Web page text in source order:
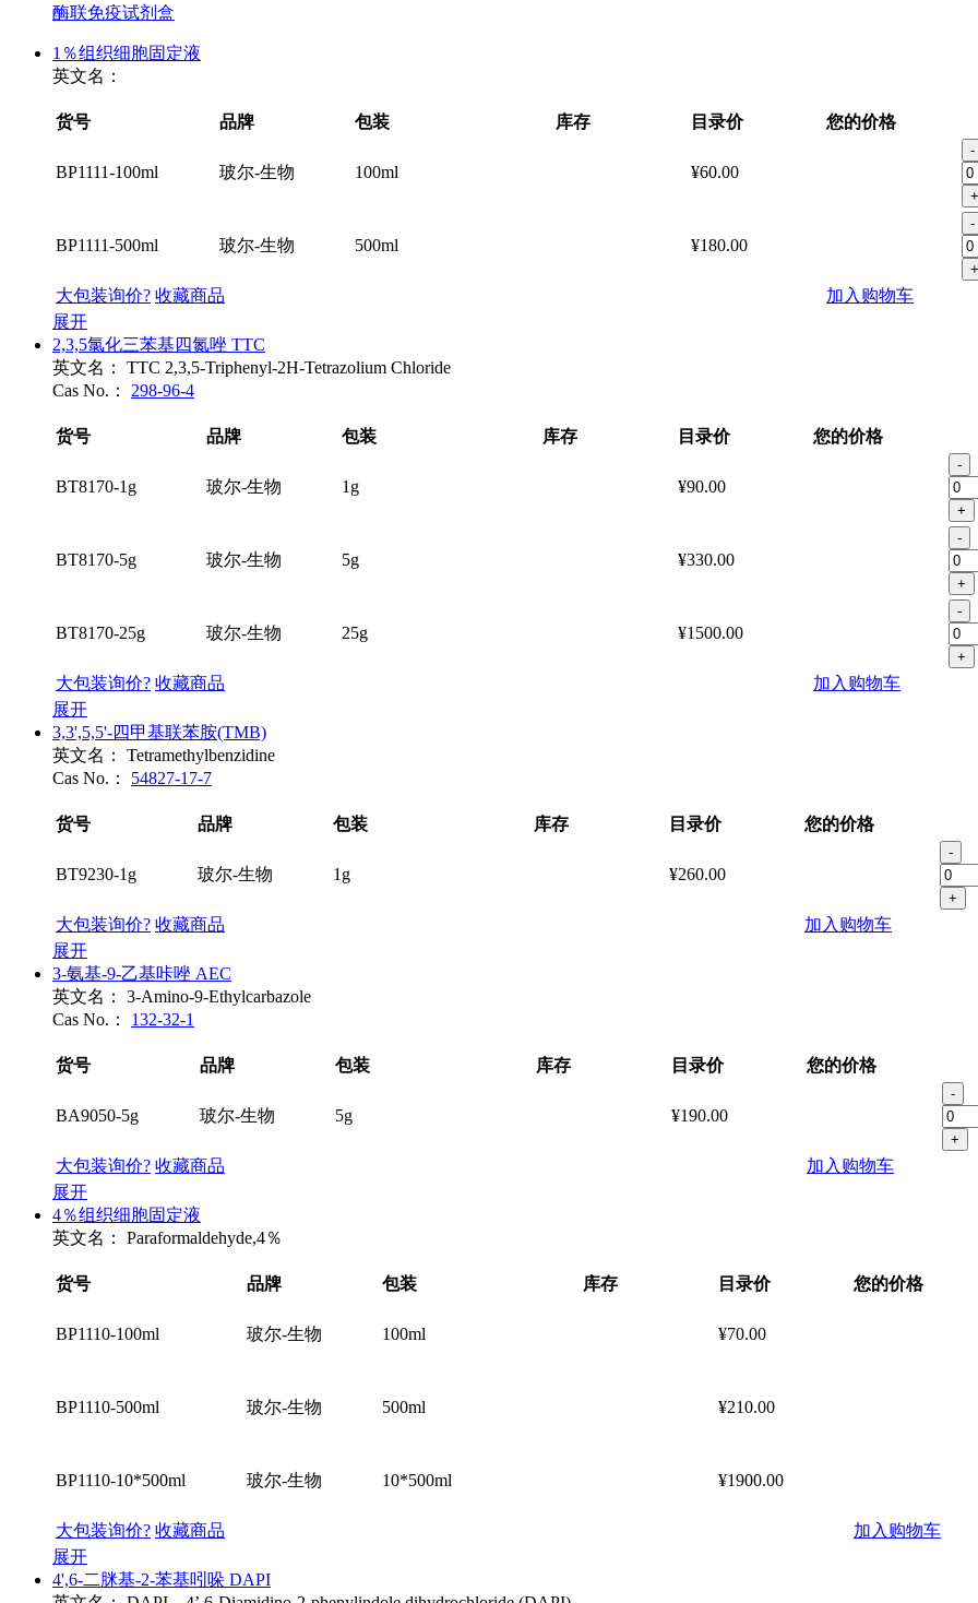
酶联免疫试剂盒
1％组织细胞固定液
英文名：
货号 品牌 包装 库存 目录价 您的价格
BP1111-100ml 玻尔-生物 100ml ¥60.00
-
+
BP1111-500ml 玻尔-生物 500ml ¥180.00
-
+
大包装询价? 收藏商品
加入购物车
展开
2,3,5氯化三苯基四氮唑 TTC
英文名：
TTC 2,3,5-Triphenyl-2H-Tetrazolium Chloride
Cas No.：
298-96-4
货号 品牌 包装 库存 目录价 您的价格
BT8170-1g 玻尔-生物 1g ¥90.00
-
+
BT8170-5g 玻尔-生物 5g ¥330.00
-
+
BT8170-25g 玻尔-生物 25g ¥1500.00
-
+
大包装询价? 收藏商品
加入购物车
展开
3,3',5,5'-四甲基联苯胺(TMB)
英文名：
Tetramethylbenzidine
Cas No.：
54827-17-7
货号 品牌 包装 库存 目录价 您的价格
BT9230-1g 玻尔-生物 1g ¥260.00
-
+
大包装询价? 收藏商品
加入购物车
展开
3-氨基-9-乙基咔唑 AEC
英文名：
3-Amino-9-Ethylcarbazole
Cas No.：
132-32-1
货号 品牌 包装 库存 目录价 您的价格
BA9050-5g 玻尔-生物 5g ¥190.00
-
+
大包装询价? 收藏商品
加入购物车
展开
4％组织细胞固定液
英文名：
Paraformaldehyde,4％
货号 品牌 包装 库存 目录价 您的价格
BP1110-100ml 玻尔-生物 100ml ¥70.00
BP1110-500ml 玻尔-生物 500ml ¥210.00
BP1110-10*500ml 玻尔-生物 10*500ml ¥1900.00
大包装询价? 收藏商品
加入购物车
展开
4',6-二脒基-2-苯基吲哚 DAPI